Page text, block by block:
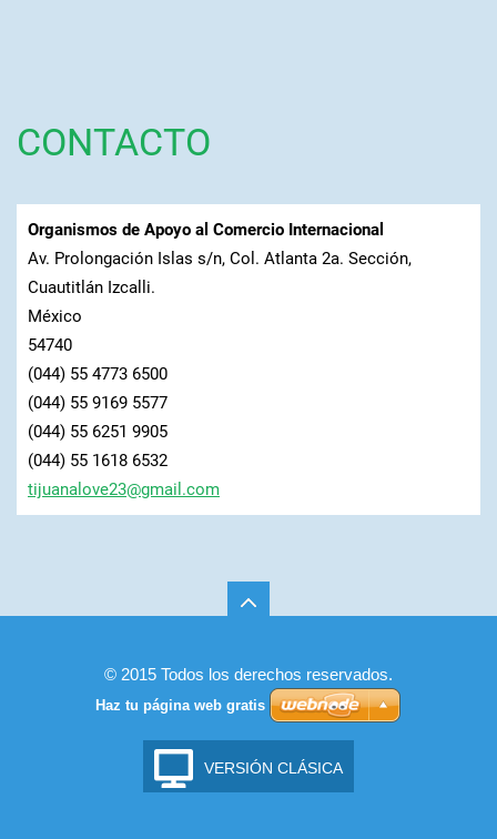
CONTACTO
Organismos de Apoyo al Comercio Internacional
Av. Prolongación Islas s/n, Col. Atlanta 2a. Sección,
Cuautitlán Izcalli.
México
54740
(044) 55 4773 6500
(044) 55 9169 5577
(044) 55 6251 9905
(044) 55 1618 6532
tijuanal ove23@gmail.com
© 2015 Todos los derechos reservados.
Haz tu página web gratis
VERSIÓN CLÁSICA